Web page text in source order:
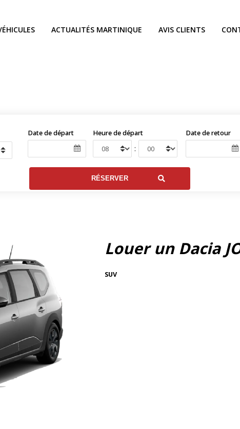
ACTUALITÉS MARTINIQUE AVIS CLIENTS
Date de départ Heure de départ
:
Date de retour
Louer un Dacia
SUV